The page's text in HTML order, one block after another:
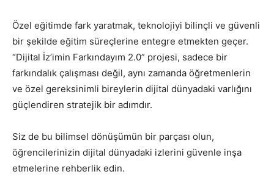
Özel eğitimde fark yaratmak, teknolojiyi bilinçli ve güvenli
bir şekilde eğitim süreçlerine entegre etmekten geçer.
“Dijital İz’imin Farkındayım 2.0” projesi, sadece bir
farkındalık çalışması değil, aynı zamanda öğretmenlerin
ve özel gereksinimli bireylerin dijital dünyadaki varlığını
güçlendiren stratejik bir adımdır.
Siz de bu bilimsel dönüşümün bir parçası olun,
öğrencilerinizin dijital dünyadaki izlerini güvenle inşa
etmelerine rehberlik edin.